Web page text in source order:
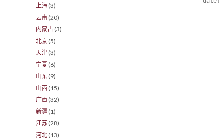
上海 (3)
云南 (20)
内蒙古 (3)
北京 (5)
天津 (3)
宁夏 (6)
山东 (9)
山西 (15)
广西 (32)
新疆 (1)
江苏 (28)
河北 (13)